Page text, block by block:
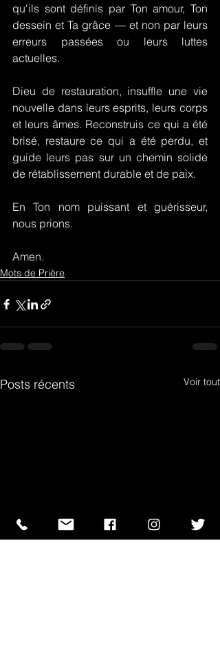
qu'ils sont définis par Ton amour, Ton
dessein et Ta grâce — et non par leurs
erreurs passées ou leurs luttes
actuelles.
Dieu de restauration, insuffle une vie
nouvelle dans leurs esprits, leurs corps
et leurs âmes. Reconstruis ce qui a été
brisé, restaure ce qui a été perdu, et
guide leurs pas sur un chemin solide
de rétablissement durable et de paix.
En Ton nom puissant et guérisseur,
nous prions.
Amen.
Mots de Prière
Posts récents Voir tout